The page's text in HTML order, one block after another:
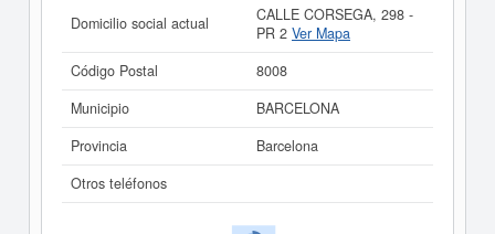
Domicilio social actual
CALLE CORSEGA, 298 -
PR 2 Ver Mapa
Código Postal
8008
Municipio
BARCELONA
Provincia
Barcelona
Otros teléfonos